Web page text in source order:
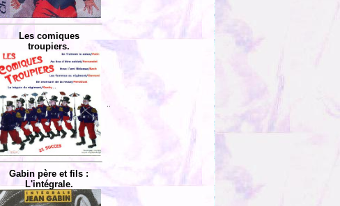
Les comiques
troupiers.
Gabin père et fils :
L'intégrale.